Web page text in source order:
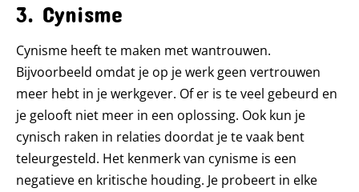
3. Cynisme
Cynisme heeft te maken met wantrouwen.
Bijvoorbeeld omdat je op je werk geen vertrouwen
meer hebt in je werkgever. Of er is te veel gebeurd en
je gelooft niet meer in een oplossing. Ook kun je
cynisch raken in relaties doordat je te vaak bent
teleurgesteld. Het kenmerk van cynisme is een
negatieve en kritische houding. Je probeert in elke